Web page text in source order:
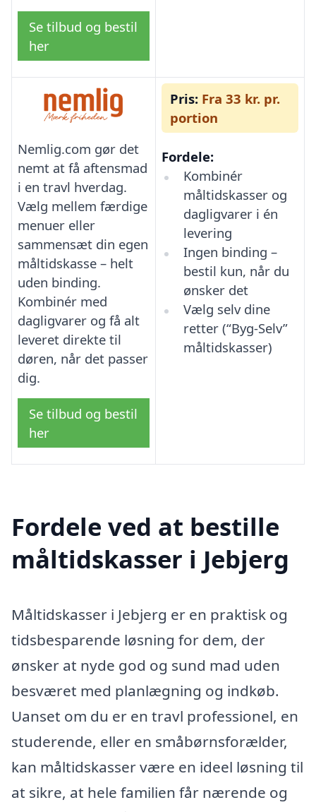
Se tilbud og bestil
her
Nemlig.com gør det
nemt at få aftensmad
i en travl hverdag.
Vælg mellem færdige
menuer eller
sammensæt din egen
måltidskasse – helt
uden binding.
Kombinér med
dagligvarer og få alt
leveret direkte til
døren, når det passer
dig.
Se tilbud og bestil
her
Pris: Fra 33 kr. pr.
portion
Fordele:
Kombinér
måltidskasser og
dagligvarer i én
levering
Ingen binding –
bestil kun, når du
ønsker det
Vælg selv dine
retter (“Byg-Selv”
måltidskasser)
Fordele ved at bestille
måltidskasser i Jebjerg
Måltidskasser i Jebjerg er en praktisk og
tidsbesparende løsning for dem, der
ønsker at nyde god og sund mad uden
besværet med planlægning og indkøb.
Uanset om du er en travl professionel, en
studerende, eller en småbørnsforælder,
kan måltidskasser være en ideel løsning til
at sikre, at hele familien får nærende og